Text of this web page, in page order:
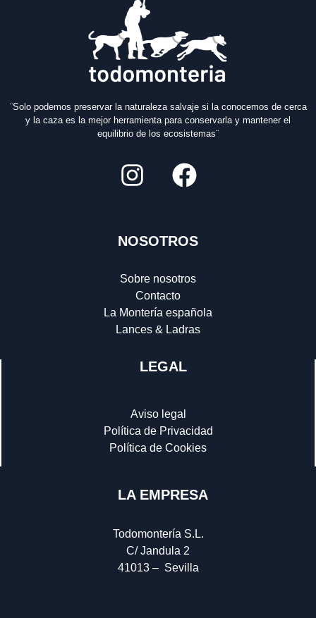
¨Solo podemos preservar la naturaleza salvaje si la conocemos de cerca
y la caza es la mejor herramienta para conservarla y mantener el
equilibrio de los ecosistemas¨
NOSOTROS
Sobre nosotros
Contacto
La Montería española
Lances & Ladras
LEGAL
Aviso legal
Política de Privacidad
Política de Cookies
LA EMPRESA
Todomontería S.L.
C/ Jandula 2
41013 – Sevilla